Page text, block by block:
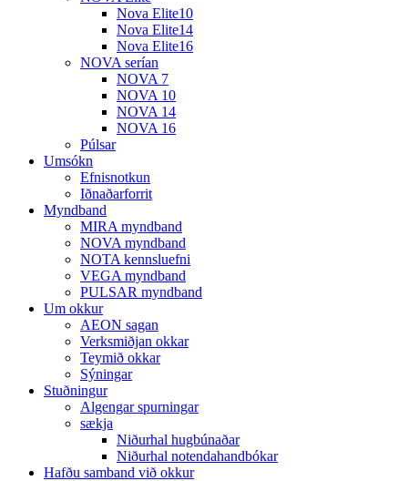
Nova Elite10
Nova Elite14
Nova Elite16
NOVA serían
NOVA 7
NOVA 10
NOVA 14
NOVA 16
Púlsar
Umsókn
Efnisnotkun
Iðnaðarforrit
Myndband
MIRA myndband
NOVA myndband
NOTA kennsluefni
VEGA myndband
PULSAR myndband
Um okkur
AEON sagan
Verksmiðjan okkar
Teymið okkar
Sýningar
Stuðningur
Algengar spurningar
sækja
Niðurhal hugbúnaðar
Niðurhal notendahandbókar
Hafðu samband við okkur